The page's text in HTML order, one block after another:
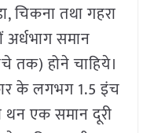
चिकना तथा गहरा
अर्धभाग समान
तक) होने चाहिये।
के लगभग 1.5 इंच
थन एक समान दूरी